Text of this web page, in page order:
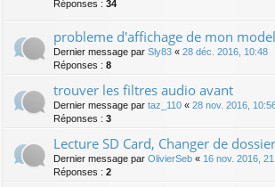
Réponses : 34
probleme d'affichage de mon
Dernier message par Sly83 « 28 déc. 2016, 10:48
Réponses : 8
trouver les filtres audio avant
Dernier message par taz_110 « 28 nov. 2016,
Réponses : 3
Lecture SD Card, Changer de
Dernier message par OlivierSeb « 16 nov. 2016,
Réponses : 2